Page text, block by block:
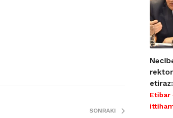
SONRAKI
etiraz:
Etibar